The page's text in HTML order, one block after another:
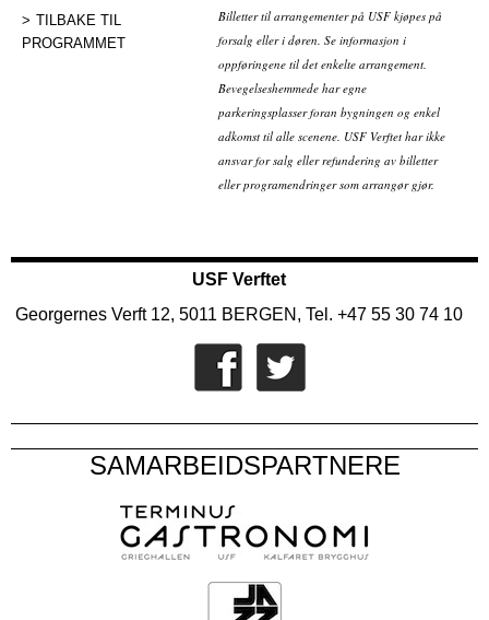
TILBAKE TIL
PROGRAMMET
Billetter til arrangementer på USF kjøpes på
forsalg eller i døren. Se informasjon i
oppføringene til det enkelte arrangement.
Bevegelseshemmede har egne
parkeringsplasser foran bygningen og enkel
adkomst til alle scenene. USF Verftet har ikke
ansvar for salg eller refundering av billetter
eller programendringer som arrangør gjør.
USF Verftet
Georgernes Verft 12, 5011 BERGEN, Tel. +47 55 30 74 10
SAMARBEIDSPARTNERE